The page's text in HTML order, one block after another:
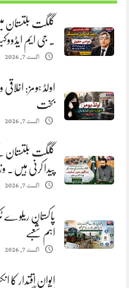
گلگت بلتستان
. جی ایم
اگست 7, 2026
اولڈ ہومز:
بخت
اگست 7, 2026
گلگت بلتستان
پیدا کرنی ہیں.
اگست 7, 2026
پاکستان
اہم شعبے
اگست 7, 2026
ایوانِ اقتدار کا